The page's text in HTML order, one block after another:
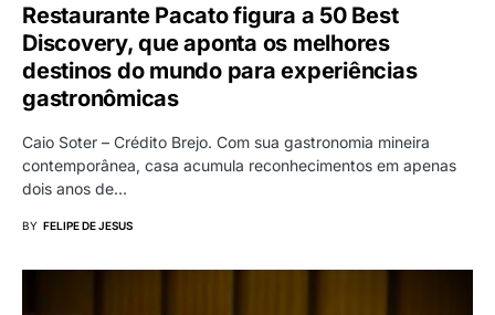
Restaurante Pacato figura a 50 Best
Discovery, que aponta os melhores
destinos do mundo para experiências
gastronômicas
Caio Soter – Crédito Brejo. Com sua gastronomia mineira
contemporânea, casa acumula reconhecimentos em apenas
dois anos de…
BY FELIPE DE JESUS